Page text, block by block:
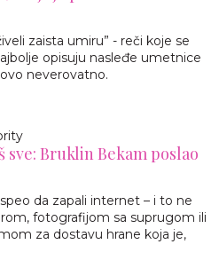
zaista umiru” - reči koje se
opisuju nasleđe umetnice
neverovatno.
Bruklin Bekam poslao
da zapali internet – i to ne
fotografijom sa suprugom ili
za dostavu hrane koja je,